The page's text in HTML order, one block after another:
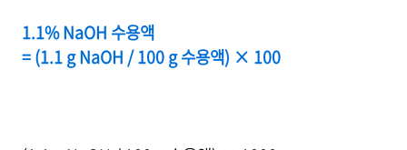
1.1% NaOH 수용액
= (1.1 g NaOH / 100 g 수용액) × 100